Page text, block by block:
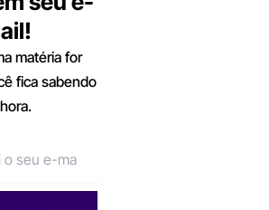
matéria for
fica sabendo